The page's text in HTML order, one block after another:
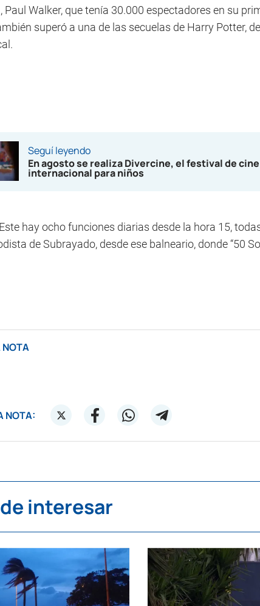
Paul Walker, que tenía 30.000 espectadores en su
superó a una de las secuelas de Harry Potter,
Seguí leyendo
En agosto se realiza Divercine, el festival de cine
internacional para niños
hay ocho funciones diarias desde la hora 15,
de Subrayado, desde ese balneario, donde “50
NOTA
NOTA:
interesar